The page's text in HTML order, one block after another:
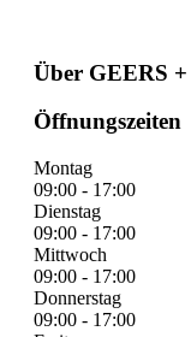
Über GEERS
Öffnungszeiten
Montag
09:00 - 17:00
Dienstag
09:00 - 17:00
Mittwoch
09:00 - 17:00
Donnerstag
09:00 - 17:00